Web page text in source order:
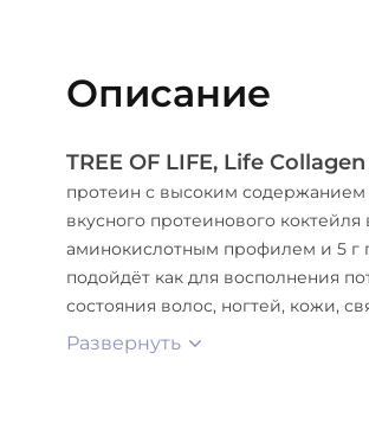
Описание
TREE OF LIFE, Life
протеин с высоким
вкусного протеинового
аминокислотным профилем и 5 г
подойдёт как для восполнения
состояния волос, ногтей, кожи,
Развернуть